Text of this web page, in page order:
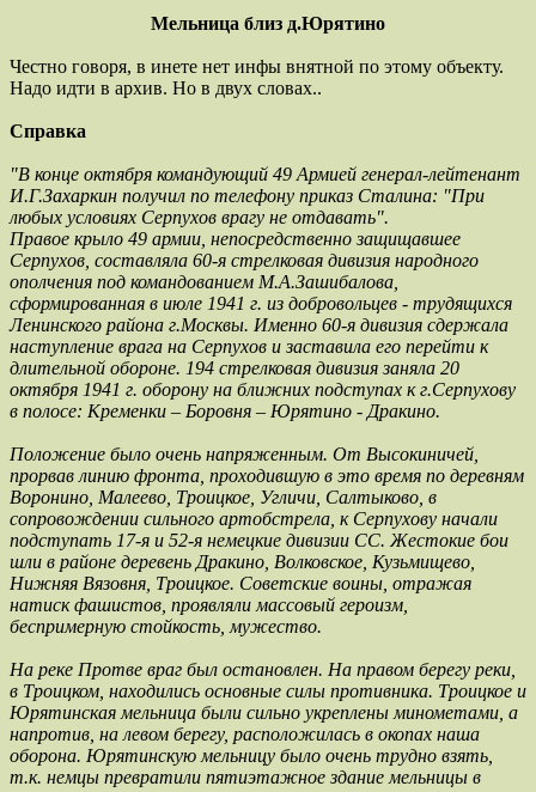
Мельница близ д.Юрятино
Честно говоря, в инете нет инфы внятной по этому объекту.
Надо идти в архив. Но в двух словах..
Справка
"В конце октября командующий 49 Армией генерал-лейтенант
И.Г.Захаркин получил по телефону приказ Сталина: "При
любых условиях Серпухов врагу не отдавать".
Правое крыло 49 армии, непосредственно защищавшее
Серпухов, составляла 60-я стрелковая дивизия народного
ополчения под командованием М.А.Зашибалова,
сформированная в июле 1941 г. из добровольцев - трудящихся
Ленинского района г.Москвы. Именно 60-я дивизия сдержала
наступление врага на Серпухов и заставила его перейти к
длительной обороне. 194 стрелковая дивизия заняла 20
октября 1941 г. оборону на ближних подступах к г.Серпухову
в полосе: Кременки – Боровня – Юрятино - Дракино.
Положение было очень напряженным. От Высокиничей,
прорвав линию фронта, проходившую в это время по деревням
Воронино, Малеево, Троицкое, Угличи, Салтыково, в
сопровождении сильного артобстрела, к Серпухову начали
подступать 17-я и 52-я немецкие дивизии СС. Жестокие бои
шли в районе деревень Дракино, Волковское, Кузьмищево,
Нижняя Вязовня, Троицкое. Советские воины, отражая
натиск фашистов, проявляли массовый героизм,
беспримерную стойкость, мужество.
На реке Протве враг был остановлен. На правом берегу реки,
в Троицком, находились основные силы противника. Троицкое и
Юрятинская мельница были сильно укреплены минометами, а
напротив, на левом берегу, расположилась в окопах наша
оборона. Юрятинскую мельницу было очень трудно взять,
т.к. немцы превратили пятиэтажное здание мельницы в